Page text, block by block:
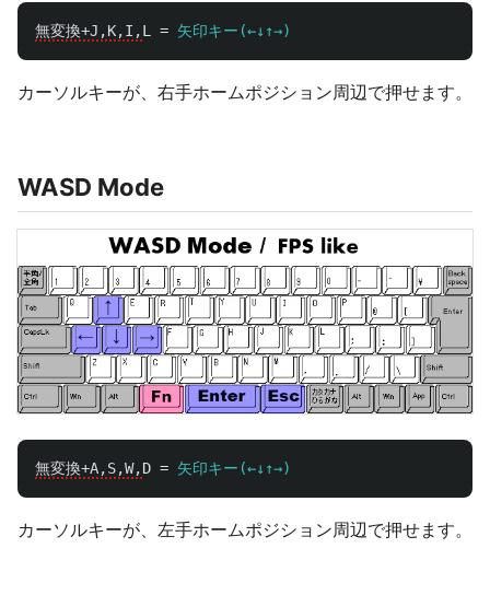
無変換+J,K,I,L = 矢印キー(←↓↑→)
カーソルキーが、右手ホームポジション周辺で押せます。
WASD Mode
無変換+A,S,W,D = 矢印キー(←↓↑→)
カーソルキーが、左手ホームポジション周辺で押せます。